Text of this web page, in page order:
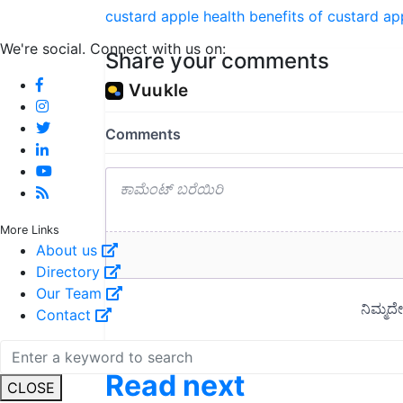
We're social. Connect with us on:
More Links
About us
Directory
Our Team
Contact
CLOSE
custard apple health benefits of custard
Share your comments
Read next